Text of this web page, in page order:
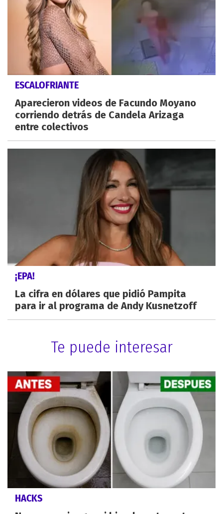
ESCALOFRIANTE
Aparecieron videos de Facundo Moyano
corriendo detrás de Candela Arizaga
entre colectivos
¡EPA!
La cifra en dólares que pidió Pampita
para ir al programa de Andy Kusnetzoff
Te puede interesar
HACKS